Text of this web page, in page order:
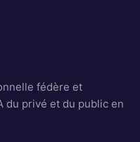
fédère et
du privé et du public en